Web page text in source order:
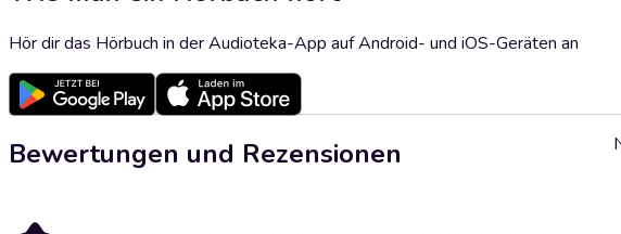
Hör dir das Hörbuch in der Audioteka-App auf Android- und iOS-Geräten an
Bewertungen und Rezensionen